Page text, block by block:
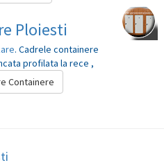
Ploiesti
. Cadrele containere
profilata la rece ,
Containere